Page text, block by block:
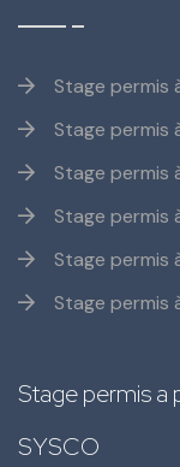
Stage permis a
SYSCO
Stage permis
Stage permis
Stage permis
Stage permis
Stage permis
Stage permis